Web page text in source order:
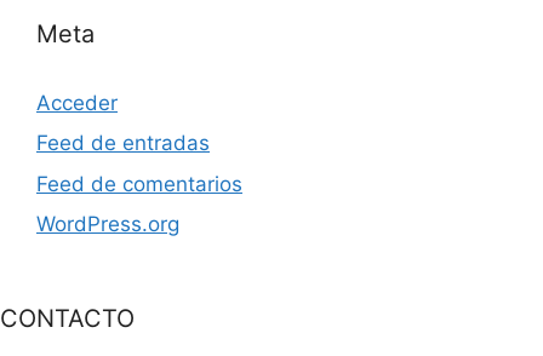
Meta
Acceder
Feed de entradas
Feed de comentarios
WordPress.org
CONTACTO